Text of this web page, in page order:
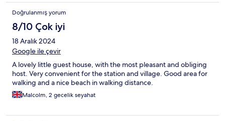
Doğrulanmış yorum
8/10 Çok iyi
18 Aralık 2024
Google ile çevir
A lovely little guest house, with the most pleasant and obliging
host. Very convenient for the station and village. Good area for
walking and a nice beach in walking distance.
Malcolm, 2 gecelik seyahat